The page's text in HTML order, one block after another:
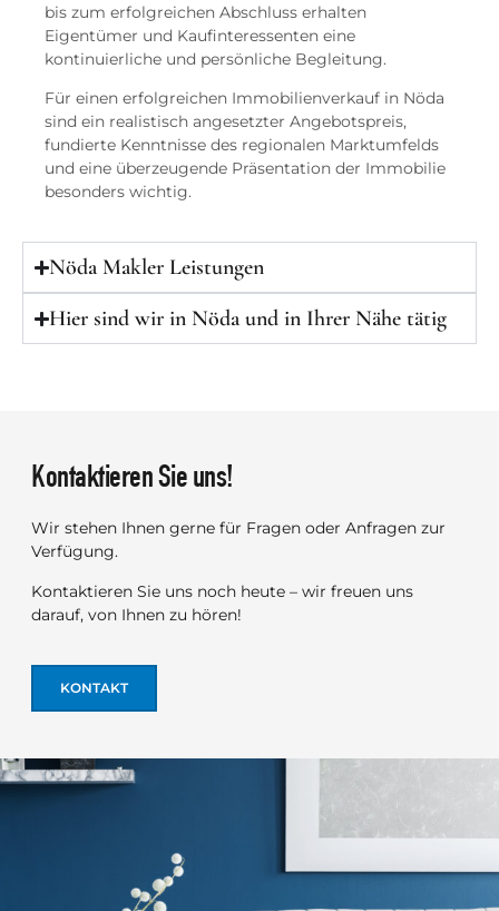
bis zum erfolgreichen Abschluss erhalten
Eigentümer und Kaufinteressenten eine
kontinuierliche und persönliche Begleitung.
Für einen erfolgreichen Immobilienverkauf in Nöda
sind ein realistisch angesetzter Angebotspreis,
fundierte Kenntnisse des regionalen Marktumfelds
und eine überzeugende Präsentation der Immobilie
besonders wichtig.
Nöda Makler Leistungen
Hier sind wir in Nöda und in Ihrer Nähe tätig
Kontaktieren Sie uns!
Wir stehen Ihnen gerne für Fragen oder Anfragen zur
Verfügung.
Kontaktieren Sie uns noch heute – wir freuen uns
darauf, von Ihnen zu hören!
KONTAKT